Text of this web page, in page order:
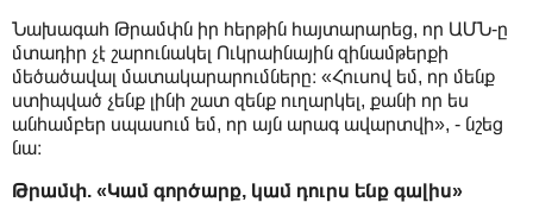
Նախագահ Թրամփն իր հերթին հայտարարեց, որ ԱՄՆ-ը
մտադիր չէ շարունակել Ուկրաինային զինամթերքի
մեծածավալ մատակարարումները։ «Հուսով եմ, որ մենք
ստիպված չենք լինի շատ զենք ուղարկել, քանի որ ես
անհամբեր սպասում եմ, որ այն արագ ավարտվի», - նշեց
նա։
Թրամփ. «Կամ գործարք, կամ դուրս ենք գալիս»